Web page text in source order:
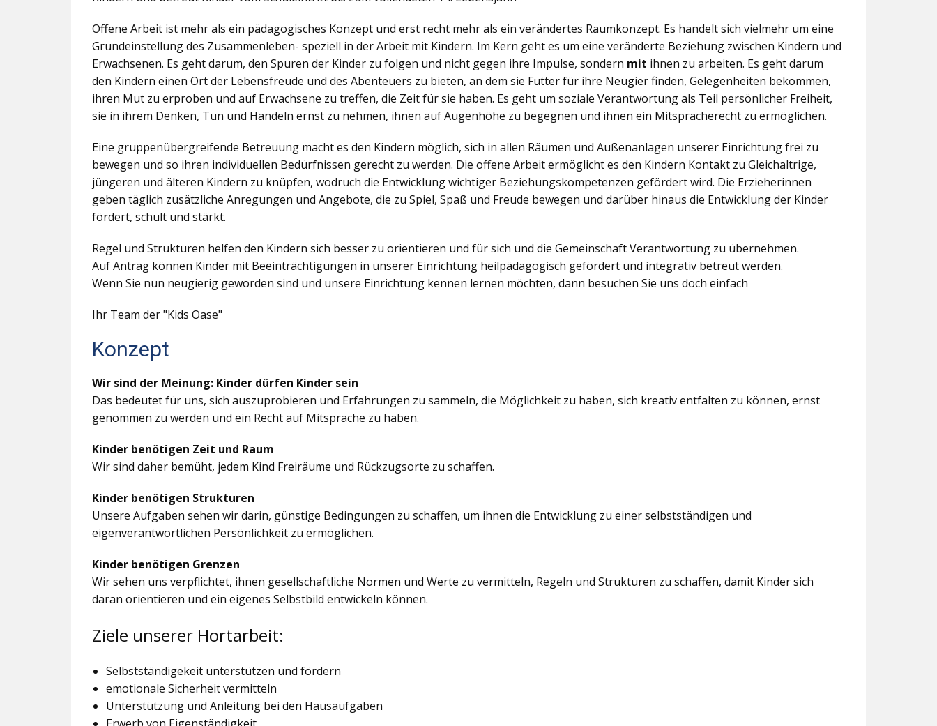
Offene Arbeit ist mehr als ein pädagogisches Konzept und erst recht mehr als ein verändertes Raumkonzept. Es handelt sich vielmehr um eine
Grundeinstellung des Zusammenleben- speziell in der Arbeit mit Kindern. Im Kern geht es um eine veränderte Beziehung zwischen Kindern und
Erwachsenen. Es geht darum, den Spuren der Kinder zu folgen und nicht gegen ihre Impulse, sondern mit ihnen zu arbeiten. Es geht darum
den Kindern einen Ort der Lebensfreude und des Abenteuers zu bieten, an dem sie Futter für ihre Neugier finden, Gelegenheiten bekommen,
ihren Mut zu erproben und auf Erwachsene zu treffen, die Zeit für sie haben. Es geht um soziale Verantwortung als Teil persönlicher Freiheit,
sie in ihrem Denken, Tun und Handeln ernst zu nehmen, ihnen auf Augenhöhe zu begegnen und ihnen ein Mitspracherecht zu ermöglichen.
Eine gruppenübergreifende Betreuung macht es den Kindern möglich, sich in allen Räumen und Außenanlagen unserer Einrichtung frei zu
bewegen und so ihren individuellen Bedürfnissen gerecht zu werden. Die offene Arbeit ermöglicht es den Kindern Kontakt zu Gleichaltrige,
jüngeren und älteren Kindern zu knüpfen, wodruch die Entwicklung wichtiger Beziehungskompetenzen gefördert wird. Die Erzieherinnen
geben täglich zusätzliche Anregungen und Angebote, die zu Spiel, Spaß und Freude bewegen und darüber hinaus die Entwicklung der Kinder
fördert, schult und stärkt.
Regel und Strukturen helfen den Kindern sich besser zu orientieren und für sich und die Gemeinschaft Verantwortung zu übernehmen.
Auf Antrag können Kinder mit Beeinträchtigungen in unserer Einrichtung heilpädagogisch gefördert und integrativ betreut werden.
Wenn Sie nun neugierig geworden sind und unsere Einrichtung kennen lernen möchten, dann besuchen Sie uns doch einfach
Ihr Team der "Kids Oase"
Konzept
Wir sind der Meinung: Kinder dürfen Kinder sein
Das bedeutet für uns, sich auszuprobieren und Erfahrungen zu sammeln, die Möglichkeit zu haben, sich kreativ entfalten zu können, ernst
genommen zu werden und ein Recht auf Mitsprache zu haben.
Kinder benötigen Zeit und Raum
Wir sind daher bemüht, jedem Kind Freiräume und Rückzugsorte zu schaffen.
Kinder benötigen Strukturen
Unsere Aufgaben sehen wir darin, günstige Bedingungen zu schaffen, um ihnen die Entwicklung zu einer selbstständigen und
eigenverantwortlichen Persönlichkeit zu ermöglichen.
Kinder benötigen Grenzen
Wir sehen uns verpflichtet, ihnen gesellschaftliche Normen und Werte zu vermitteln, Regeln und Strukturen zu schaffen, damit Kinder sich
daran orientieren und ein eigenes Selbstbild entwickeln können.
Ziele unserer Hortarbeit:
Selbstständigekeit unterstützen und fördern
emotionale Sicherheit vermitteln
Unterstützung und Anleitung bei den Hausaufgaben